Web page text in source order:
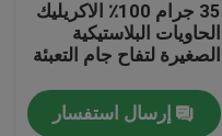
35 جرام 100٪ الاكريليك
الحاويات البلاستيكية
الصغيرة لتفاح جام التعبئة
إرسال استفسار